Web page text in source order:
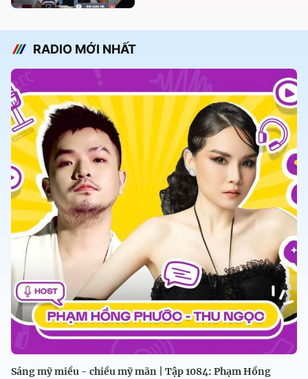
RADIO MỚI NHẤT
Sáng mỹ miều - chiều mỹ mãn | Tập 1084: Phạm Hồng